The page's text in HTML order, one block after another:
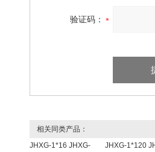
验证码：
相关同类产品：
JHXG-1*16 JHXG-
JHXG-1*120